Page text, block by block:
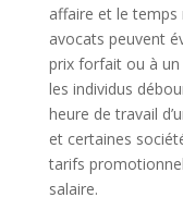
affaire et le temps
avocats peuvent
prix forfait ou à
les individus
heure de travail
et certaines
tarifs
salaire.